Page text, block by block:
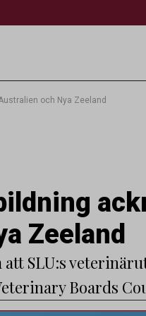
och Nya Zeeland
Zeeland
att SLU:s
Boards